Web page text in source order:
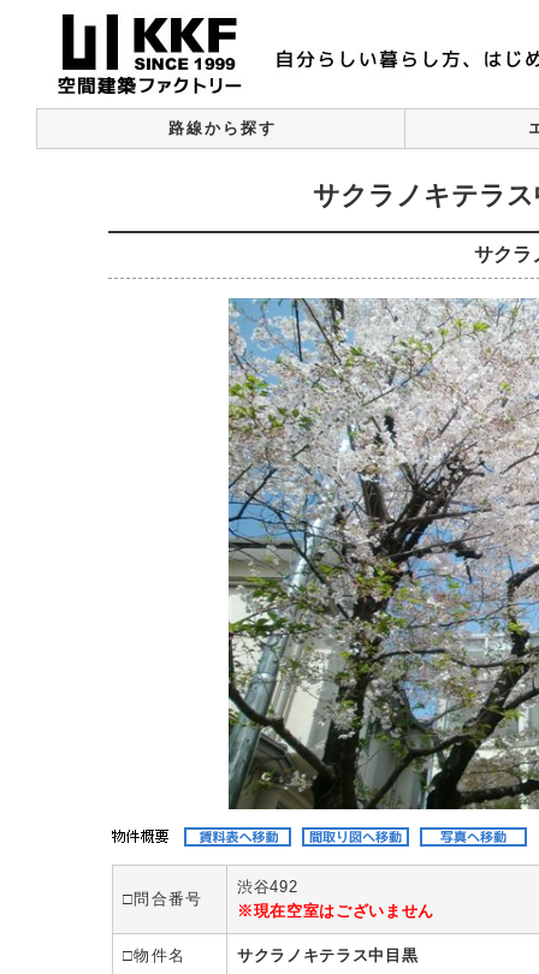
路線から探す
サクラノキテラ
サクラ
□問合番号
渋谷492
※現在空室はございません
□物件名 サクラノキテラス中目黒